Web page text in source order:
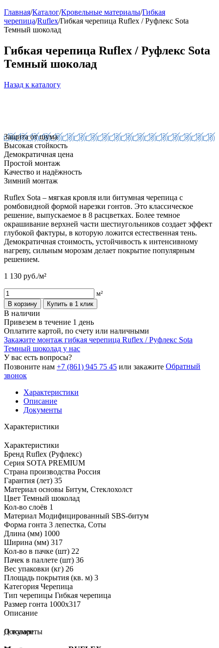
Главная/Каталог/Кровельные материалы/Гибкая
черепица/Ruflex/Гибкая черепица Ruflex / Руфлекс Sota
Темный шоколад
Гибкая черепица Ruflex / Руфлекс Sota
Темный шоколад
Назад к каталогу
Защита от шума
Высокая стойкость
Демократичная цена
Простой монтаж
Качество и надёжность
Зимний монтаж
Ruflex Sota – мягкая кровля или битумная черепица с
ромбовидной формой нарезки гонтов. Это классическое
решение, выпускаемое в 8 расцветках. Более темное
окрашивание верхней части шестиугольников создает эффект
глубокой фактуры, в которую ложится естественная тень.
Демократичная стоимость, устойчивость к интенсивному
нагреву, сильным морозам делает покрытие популярным
решением.
1 130 руб./м²
м²
В корзину
Купить в 1 клик
В наличии
Привезем в течение 1 день
Оплатите картой, по счету или наличными
Закажите монтаж гибкая черепица Ruflex / Руфлекс Sota
Темный шоколад у нас
У вас есть вопросы?
Позвоните нам +7 (861) 945 75 45 или закажите Обратный
звонок
Характеристики
Описание
Документы
Характеристики
Характеристики
Бренд Ruflex (Руфлекс)
Серия SOTA PREMIUM
Страна производства Россия
Гарантия (лет) 35
Материал основы Битум, Стеклохолст
Цвет Темный шоколад
Кол-во слоёв 1
Материал Модифицированный SBS-битум
Форма гонта 3 лепестка, Соты
Длина (мм) 1000
Ширина (мм) 317
Кол-во в пачке (шт) 22
Пачек в паллете (шт) 36
Вес упаковки (кг) 26
Площадь покрытия (кв. м) 3
Категория Черепица
Тип черепицы Гибкая черепица
Размер гонта 1000x317
Описание
О товаре
Документы